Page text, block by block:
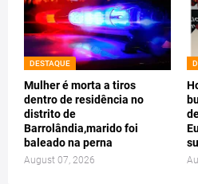
DESTAQUE
Mulher é morta a tiros
dentro de residência no
distrito de
Barrolândia,marido foi
baleado na perna
August 07, 2026